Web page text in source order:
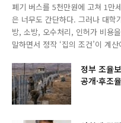
폐기 버스를 5천만원에 고쳐 1만
은 너무도 간단하다. 그러나 대학
방, 소방, 오수처리, 인허가 비용
말하면서 정작 ‘집의 조건’이 계
정부 조율
공개·후조